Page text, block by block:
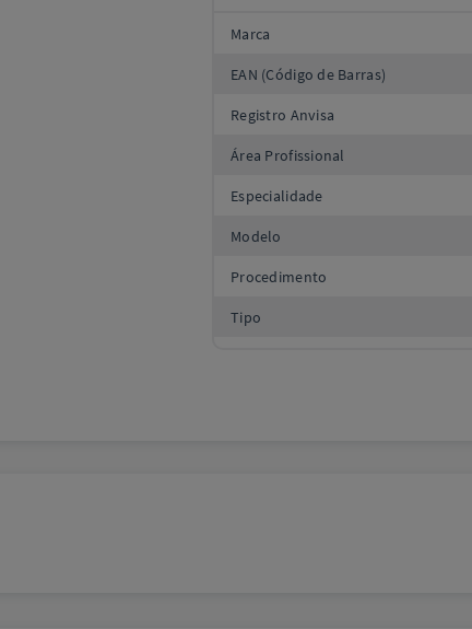
Marca
EAN (Código de Barras)
Registro Anvisa
Área Profissional
Especialidade
Modelo
Procedimento
Tipo